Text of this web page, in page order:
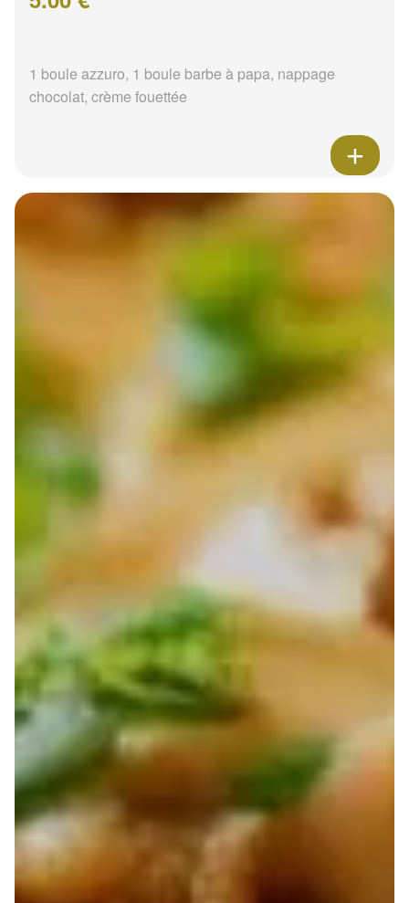
1 boule azzuro, 1 boule barbe à papa, nappage
chocolat, crème fouettée